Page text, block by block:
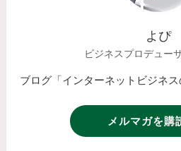
よぴ
ビジネスプロデュー
ブログ「インターネットビジネス
メルマガを購